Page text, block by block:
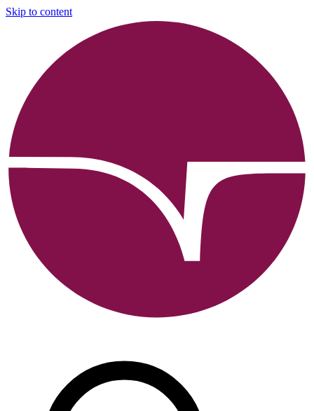
Skip to content